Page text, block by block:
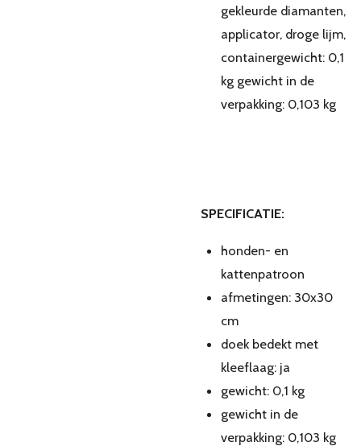
gekleurde diamanten,
applicator, droge lijm,
containergewicht: 0,1
kg gewicht in de
verpakking: 0,103 kg
SPECIFICATIE:
honden- en
kattenpatroon
afmetingen: 30x30
cm
doek bedekt met
kleeflaag: ja
gewicht: 0,1 kg
gewicht in de
verpakking: 0,103 kg